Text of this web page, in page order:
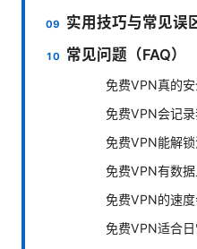
实用技巧与常见误
常见问题（FAQ）
免费VPN真的安
免费VPN会记录
免费VPN能解锁
免费VPN有数据
免费VPN的速度
免费VPN适合日